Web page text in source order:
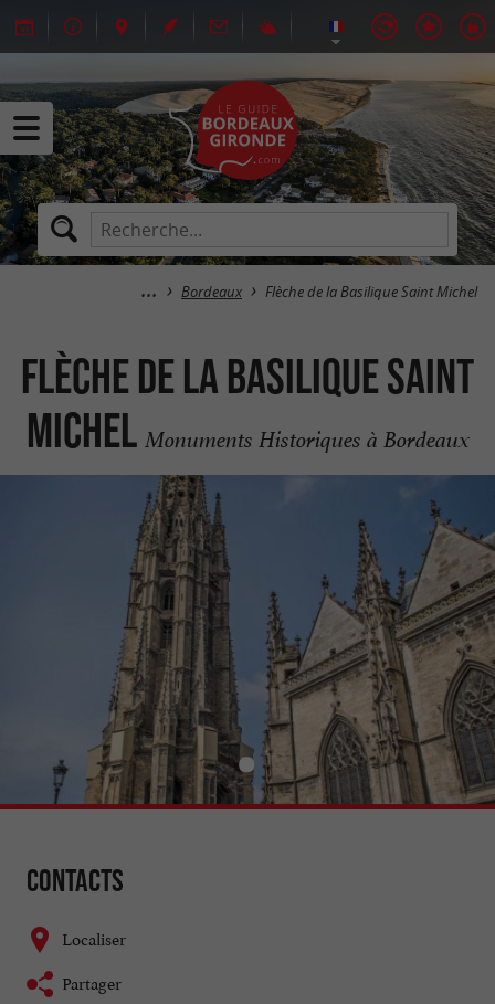
Bordeaux Flèche de la Basilique Saint Michel
Flèche de la Basilique Saint
Michel Monuments Historiques à Bordeaux
Contacts
Localiser
Partager